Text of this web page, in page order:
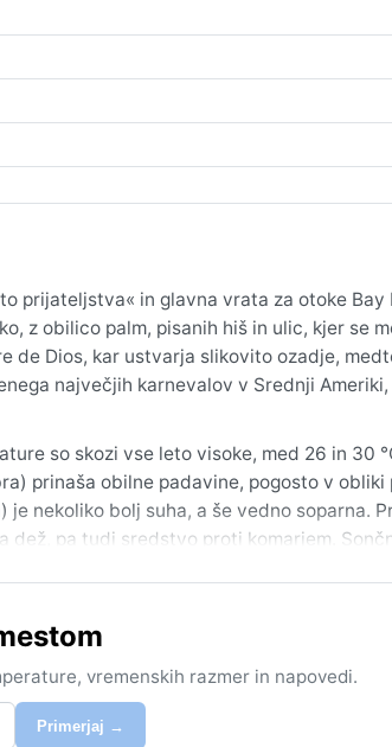
prijateljstva« in glavna vrata za otoke Bay
z obilico palm, pisanih hiš in ulic, kjer se
de Dios, kar ustvarja slikovito ozadje,
največjih karnevalov v Srednji Ameriki,
so skozi vse leto visoke, med 26 in 30
prinaša obilne padavine, pogosto v obliki
nekoliko bolj suha, a še vedno soparna.
pa tudi sredstvo proti komarjem.
ki se pojavljajo od junija do
začasne poplave. Značilen pojav
Vlažnost je stalna spremljevalka, a
vremenskih razmer in napovedi.
Primerjaj →